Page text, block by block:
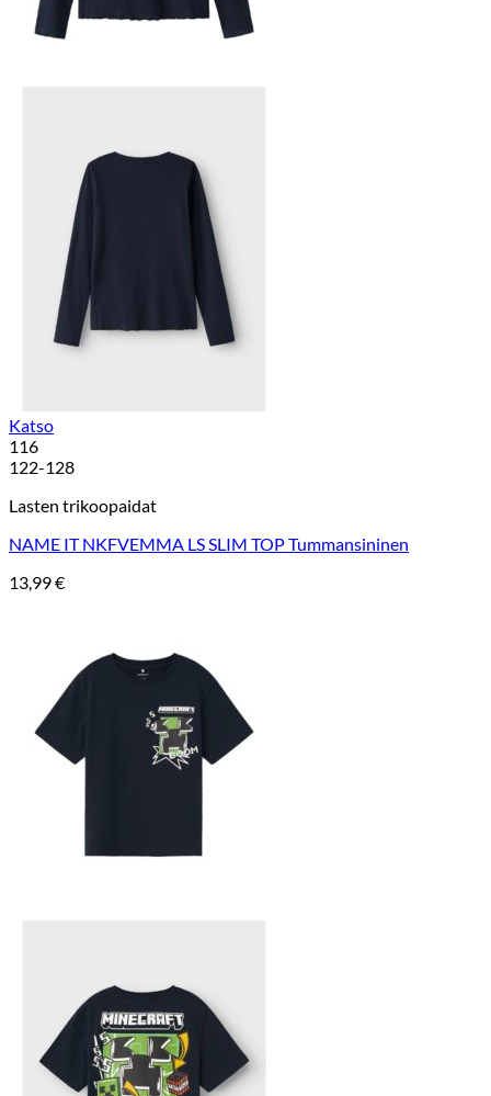
Katso
116
122-128
Lasten trikoopaidat
NAME IT NKFVEMMA LS SLIM TOP Tummansininen
13,99€